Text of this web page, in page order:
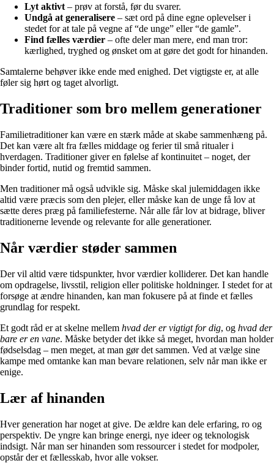
Lyt aktivt– prøv at forstå, før du svarer.
Undgå at generalisere – sæt ord på dine egne oplevelser i
stedet for at tale på vegne af “de unge” eller “de gamle”.
Find fælles værdier – ofte deler man mere, end man tror:
kærlighed, tryghed og ønsket om at gøre det godt for hinanden.
Samtalerne behøver ikke ende med enighed. Det vigtigste er, at alle
føler sig hørt og taget alvorligt.
Traditioner som bro mellem generationer
Familietraditioner kan være en stærk måde at skabe sammenhæng på.
Det kan være alt fra fælles middage og ferier til små ritualer i
hverdagen. Traditioner giver en følelse af kontinuitet – noget, der
binder fortid, nutid og fremtid sammen.
Men traditioner må også udvikle sig. Måske skal julemiddagen ikke
altid være præcis som den plejer, eller måske kan de unge få lov at
sætte deres præg på familiefesterne. Når alle får lov at bidrage, bliver
traditionerne levende og relevante for alle generationer.
Når værdier støder sammen
Der vil altid være tidspunkter, hvor værdier kolliderer. Det kan handle
om opdragelse, livsstil, religion eller politiske holdninger. I stedet for at
forsøge at ændre hinanden, kan man fokusere på at finde et fælles
grundlag for respekt.
Et godt råd er at skelne mellem hvad der er vigtigt for dig, og hvad der
bare er en vane. Måske betyder det ikke så meget, hvordan man holder
fødselsdag – men meget, at man gør det sammen. Ved at vælge sine
kampe med omtanke kan man bevare relationen, selv når man ikke er
enige.
Lær af hinanden
Hver generation har noget at give. De ældre kan dele erfaring, ro og
perspektiv. De yngre kan bringe energi, nye ideer og teknologisk
indsigt. Når man ser hinanden som ressourcer i stedet for modpoler,
opstår der et fællesskab, hvor alle vokser.